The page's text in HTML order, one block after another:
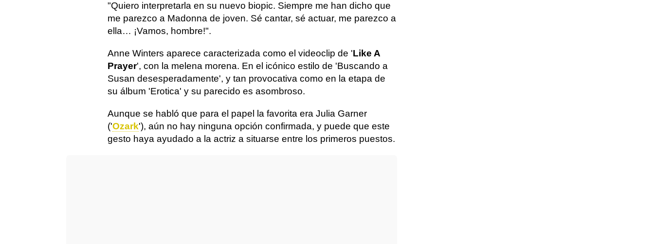
"Quiero interpretarla en su nuevo biopic. Siempre me han dicho que
me parezco a Madonna de joven. Sé cantar, sé actuar, me parezco a
ella… ¡Vamos, hombre!".
Anne Winters aparece caracterizada como el videoclip de 'Like A
Prayer', con la melena morena. En el icónico estilo de 'Buscando a
Susan desesperadamente', y tan provocativa como en la etapa de
su álbum 'Erotica' y su parecido es asombroso.
Aunque se habló que para el papel la favorita era Julia Garner
('Ozark'), aún no hay ninguna opción confirmada, y puede que este
gesto haya ayudado a la actriz a situarse entre los primeros puestos.